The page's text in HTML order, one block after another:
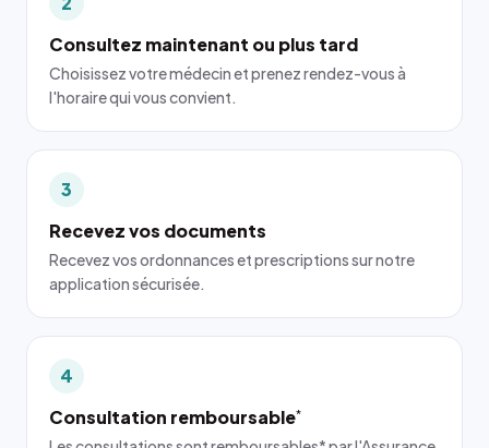
Consultez maintenant ou plus tard
Choisissez votre médecin et prenez rendez-vous à
l'horaire qui vous convient.
3
Recevez vos documents
Recevez vos ordonnances et prescriptions sur notre
application sécurisée.
4
Consultation remboursable*